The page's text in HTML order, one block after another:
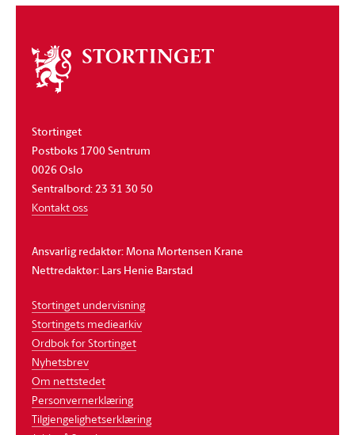
Om
stortinget
Stortinget
Postboks 1700 Sentrum
0026 Oslo
Sentralbord: 23 31 30 50
Kontakt oss
Ansvarlig redaktør: Mona Mortensen Krane
Nettredaktør: Lars Henie Barstad
Stortinget undervisning
Stortingets mediearkiv
Ordbok for Stortinget
Nyhetsbrev
Om nettstedet
Personvernerklæring
Tilgjengelighetserklæring